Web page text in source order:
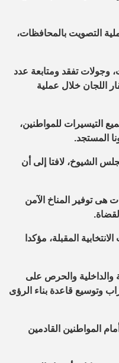
التصويت بالمحافظات،
وجولات تفقد ومتابعة عدد
اللجان خلال عملية
التيسيرات للمواطنين،
المستجد.
الشيوخ، لافتا إلى أن
توفير المناخ الآمن
المقبلة، مؤكدا
والداخلية والحرص على
وتوسيع قاعدة بناء الرؤى
المواطنين القادمين